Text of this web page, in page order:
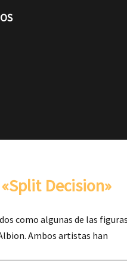
Decision»
como algunas de las figuras
Ambos artistas han